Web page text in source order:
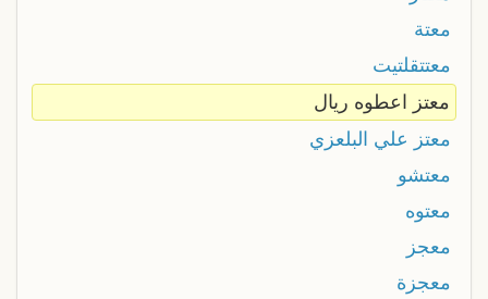
معتة
معتتقلتيت
معتز اعطوه ريال
معتز علي البلعزي
معتشو
معتوه
معجز
معجزة